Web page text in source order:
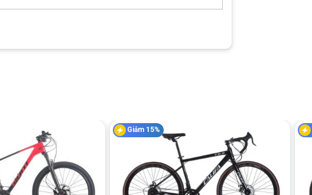
Giảm 15%